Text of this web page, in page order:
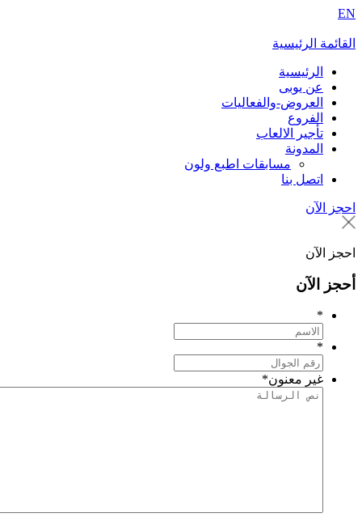
الرئيسية
الرئيسية
عن يوبى
العروض-والفعاليات
الفروع
تأجير الالعاب
المدونة
مسابقات اطبع ولون
اتصل بنا
الآن
الآن
الآن
*
*
غير معنون*